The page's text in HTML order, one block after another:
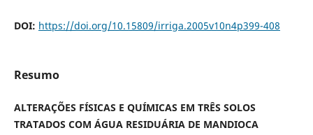
DOI: https://doi.org/10.15809/irriga.2005v10n4p399-408
Resumo
ALTERAÇÕES FÍSICAS E QUÍMICAS EM TRÊS SOLOS
TRATADOS COM ÁGUA RESIDUÁRIA DE MANDIOCA